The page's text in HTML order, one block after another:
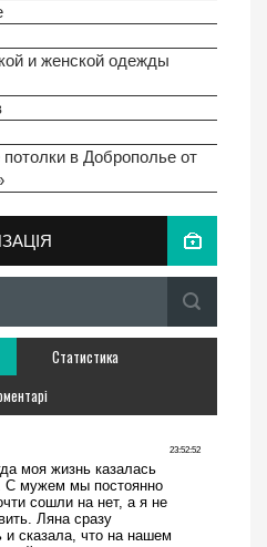
и женской одежды
в Доброполье от
Статистика